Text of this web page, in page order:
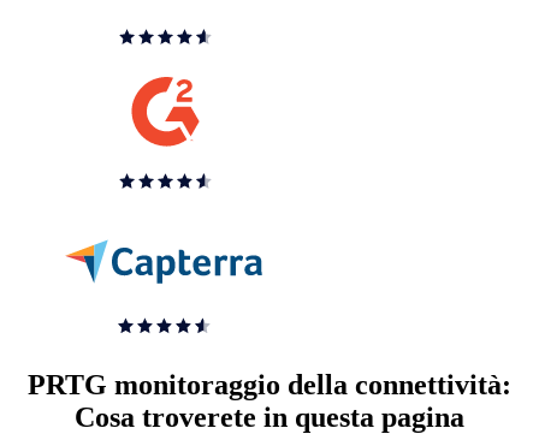
PRTG monitoraggio della connettività:
Cosa troverete in questa pagina